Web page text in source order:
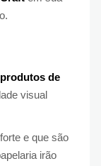
produtos de
visual
e que são
irão